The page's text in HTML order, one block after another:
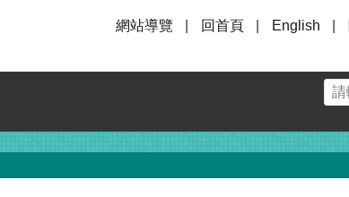
網站導覽
回首頁 English